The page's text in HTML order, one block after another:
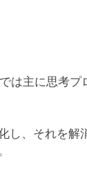
は主に思考プ
し、それを解